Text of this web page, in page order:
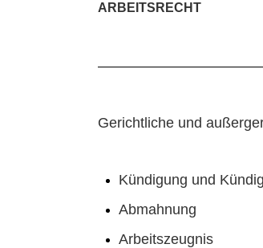
ARBEITSRECHT
Gerichtliche und
Kündigung und
Abmahnung
Arbeitszeugnis